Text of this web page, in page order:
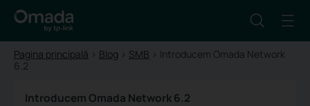
Pagina principală > Blog > SMB > Introducem Omada Network
6.2
Introducem Omada Network 6.2